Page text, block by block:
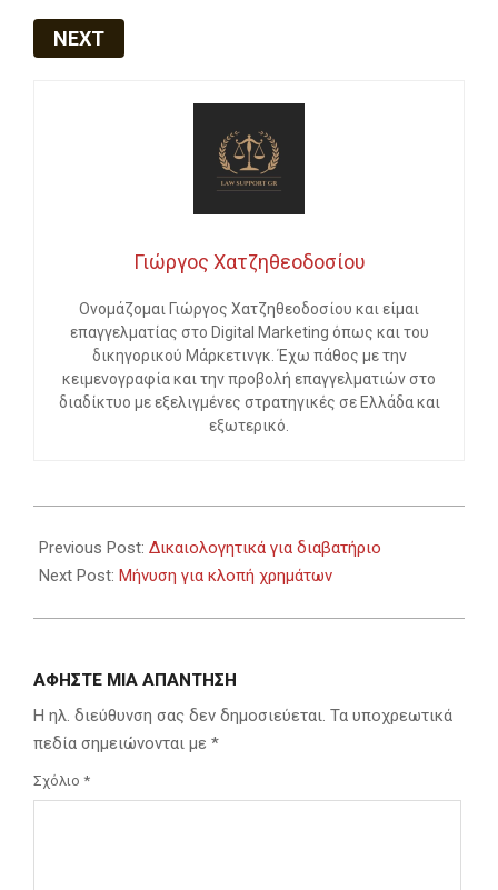
NEXT
Γιώργος Χατζηθεοδοσίου
Ονομάζομαι Γιώργος Χατζηθεοδοσίου και είμαι
επαγγελματίας στο Digital Marketing όπως και του
δικηγορικού Μάρκετινγκ. Έχω πάθος με την
κειμενογραφία και την προβολή επαγγελματιών στο
διαδίκτυο με εξελιγμένες στρατηγικές σε Ελλάδα και
εξωτερικό.
02-
02
Previous Post: Δικαιολογητικά για διαβατήριο
Next Post: Μήνυση για κλοπή χρημάτων
ΑΦΉΣΤΕ ΜΙΑ ΑΠΆΝΤΗΣΗ
Η ηλ. διεύθυνση σας δεν δημοσιεύεται. Τα υποχρεωτικά
πεδία σημειώνονται με *
Σχόλιο *